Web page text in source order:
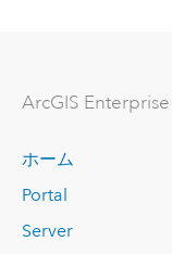
ArcGIS Enterprise
ホーム
Portal
Server